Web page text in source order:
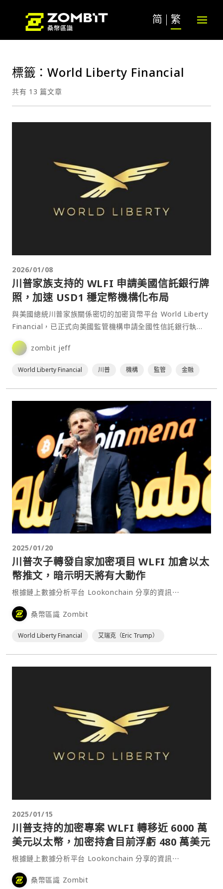
简 繁
標籤：World Liberty Financial
共有 13 篇文章
2026/01/08
川普家族支持的 WLFI 申請美國信託銀行牌
照，加速 USD1 穩定幣機構化布局
與美國總統川普家族關係密切的加密貨幣平台 World Liberty
Financial，已正式向美國監管機構申請全國性信託銀行執
照，試圖加速其美元穩定幣 USD1 在機構市場的採用。⋯
zombit jeff
World Liberty Financial 川普 機構 監管 金融
2025/01/20
川普次子轉發自家加密項目 WLFI 加倉以太
幣推文，暗示明天將有大動作
根據鏈上數據分析平台 Lookonchain 分享的資訊⋯
桑幣區識 Zombit
World Liberty Financial 艾瑞克（Eric Trump）
2025/01/15
川普支持的加密專案 WLFI 轉移近 6000 萬
美元以太幣，加密持倉目前浮虧 480 萬美元
根據鏈上數據分析平台 Lookonchain 分享的資訊⋯
桑幣區識 Zombit